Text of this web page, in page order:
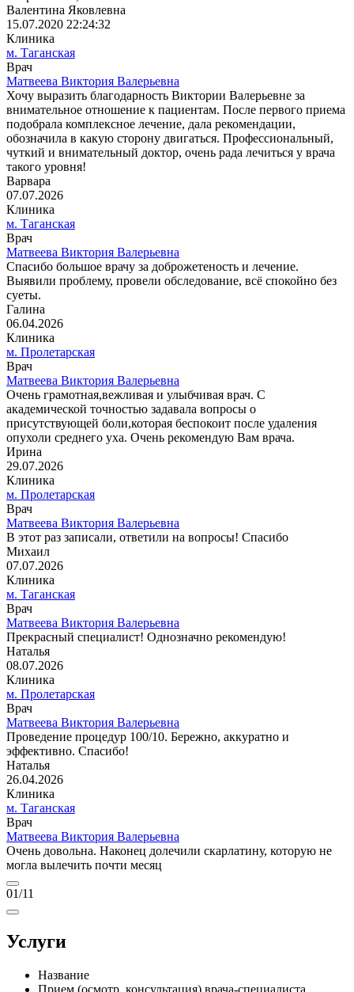
Валентина Яковлевна
15.07.2020 22:24:32
Клиника
м. Таганская
Врач
Матвеева Виктория Валерьевна
Хочу выразить благодарность Виктории Валерьевне за
внимательное отношение к пациентам. После первого приема
подобрала комплексное лечение, дала рекомендации,
обозначила в какую сторону двигаться. Профессиональный,
чуткий и внимательный доктор, очень рада лечиться у врача
такого уровня!
Варвара
07.07.2026
Клиника
м. Таганская
Врач
Матвеева Виктория Валерьевна
Спасибо большое врачу за доброжетеность и лечение.
Выявили проблему, провели обследование, всё спокойно без
суеты.
Галина
06.04.2026
Клиника
м. Пролетарская
Врач
Матвеева Виктория Валерьевна
Очень грамотная,вежливая и улыбчивая врач. С
академической точностью задавала вопросы о
присутствующей боли,которая беспокоит после удаления
опухоли среднего уха. Очень рекомендую Вам врача.
Ирина
29.07.2026
Клиника
м. Пролетарская
Врач
Матвеева Виктория Валерьевна
В этот раз записали, ответили на вопросы! Спасибо
Михаил
07.07.2026
Клиника
м. Таганская
Врач
Матвеева Виктория Валерьевна
Прекрасный специалист! Однозначно рекомендую!
Наталья
08.07.2026
Клиника
м. Пролетарская
Врач
Матвеева Виктория Валерьевна
Проведение процедур 100/10. Бережно, аккуратно и
эффективно. Спасибо!
Наталья
26.04.2026
Клиника
м. Таганская
Врач
Матвеева Виктория Валерьевна
Очень довольна. Наконец долечили скарлатину, которую не
могла вылечить почти месяц
01/11
Услуги
Название
Прием (осмотр, консультация) врача-специалиста